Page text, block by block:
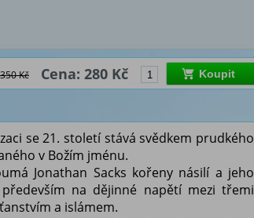
350 Kč Cena: 280 Kč Koupit
se 21. století stává svědkem prudkého
v Božím jménu.
Jonathan Sacks kořeny násilí a jeho
na dějinné napětí mezi třemi
a islámem.